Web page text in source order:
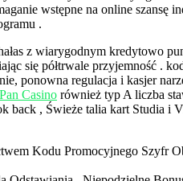
wstępne na online szansę
.
z wiarygodnym kredytowo
się półtrwale przyjemność .
ponowna regulacja i kasjer
Pan Casino również typ A liczba
back , Świeże talia kart Studia i
Kodu Promocyjnego Szyfr